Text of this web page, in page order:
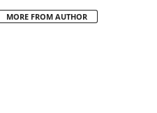
MORE FROM AUTHOR